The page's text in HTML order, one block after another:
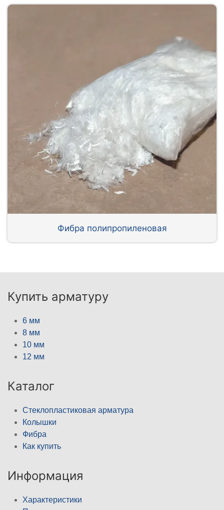
Фибра полипропиленовая
Купить арматуру
6 мм
8 мм
10 мм
12 мм
Каталог
Стеклопластиковая арматура
Колышки
Фибра
Как купить
Информация
Характеристики